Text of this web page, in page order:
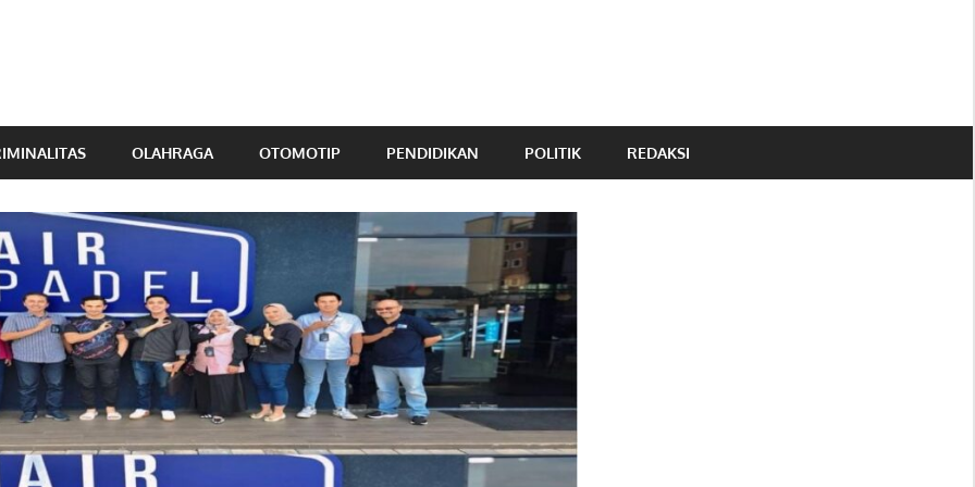
OLAHRAGA OTOMOTIP PENDIDIKAN POLITIK REDAKSI